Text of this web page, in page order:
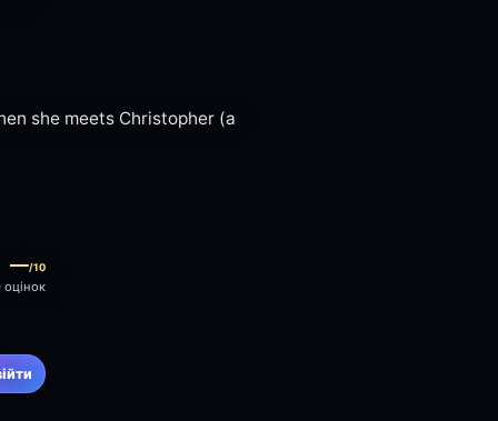
she meets Christopher (a
—/10
оцінок